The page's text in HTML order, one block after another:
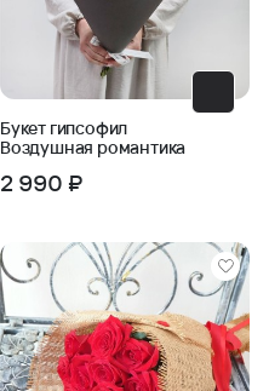
Букет гипсофил
Воздушная романтика
2 990 ₽